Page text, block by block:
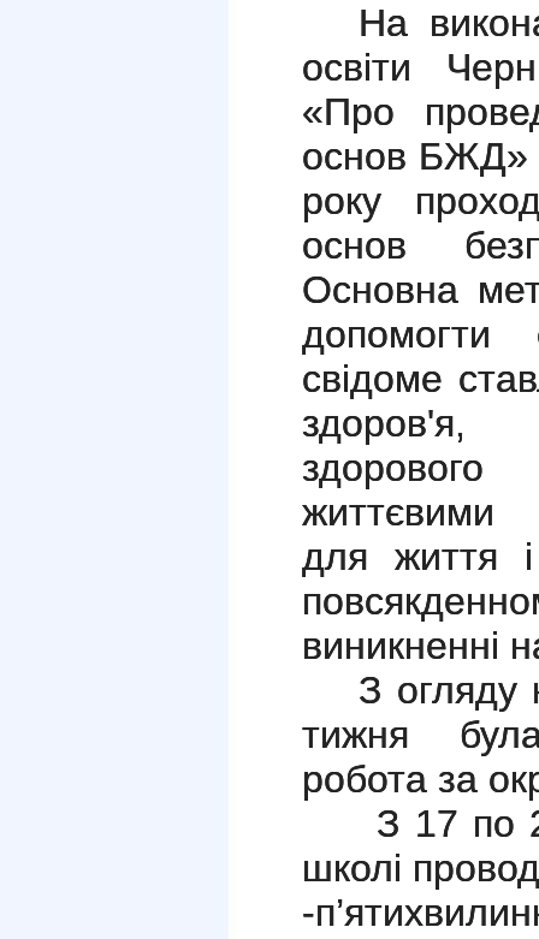
На
освіти
«Про
основ БЖД»
року
основ
Основна
допомогти
свідоме
здоров'я,
життєвими
для життя
виникненні
З огляду
тижня
робота за
З 17 по
школі
-